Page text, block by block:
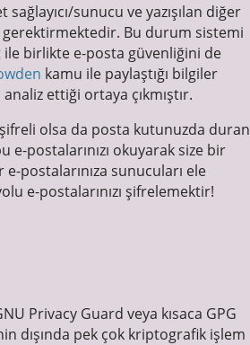
sunucu ve yazışılan diğer
gerektirmektedir. Bu durum sistemi
birlikte e-posta güvenliğini de
kamu ile paylaştığı bilgiler
ettiği ortaya çıkmıştır.
olsa da posta kutunuzda duran
postalarınızı okuyarak size bir
postalarınıza sunucuları ele
e-postalarınızı şifrelemektir!
Privacy Guard veya kısaca GPG
dışında pek çok kriptografik işlem